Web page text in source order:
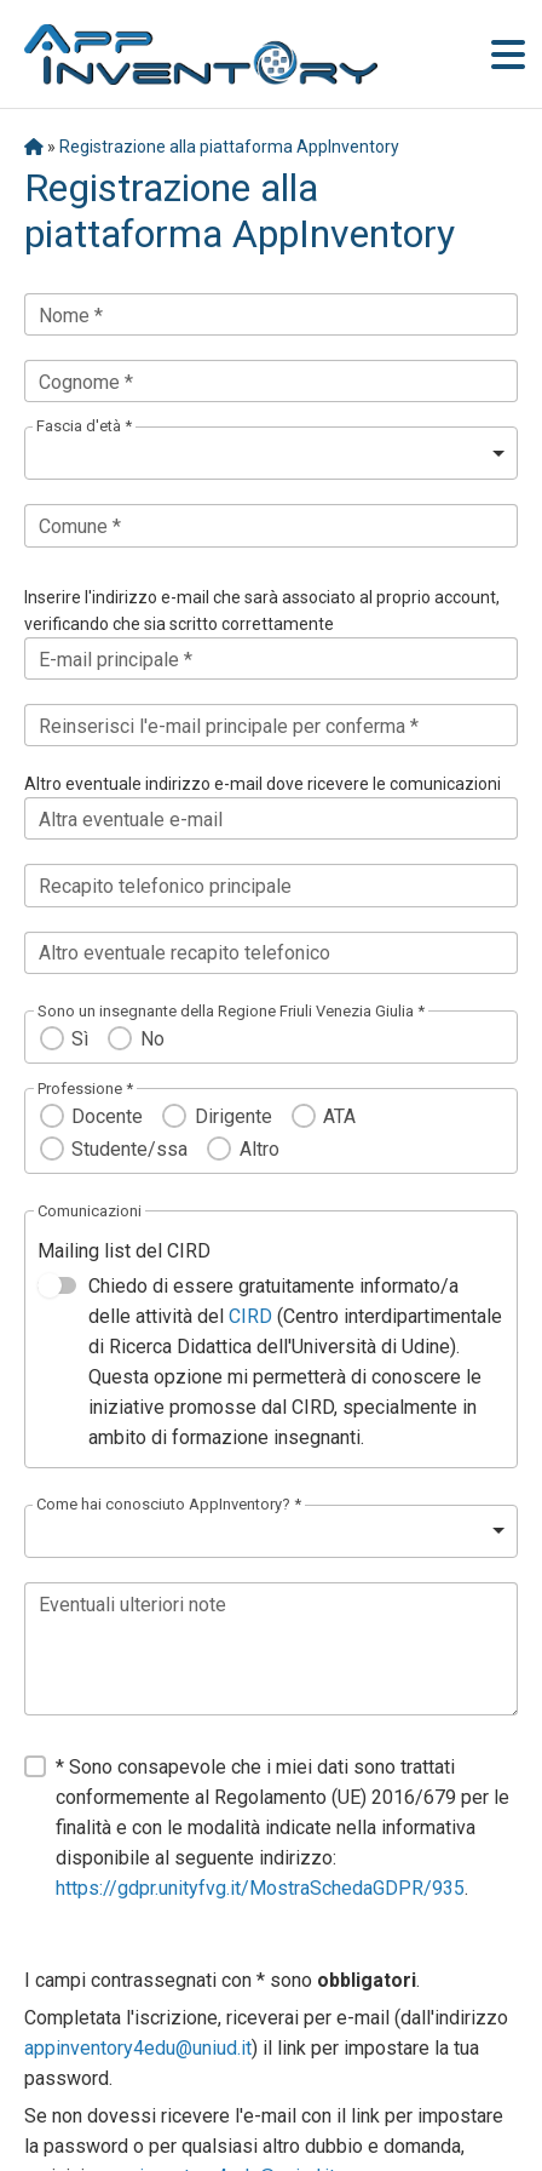
» Registrazione alla piattaforma AppInventory
Registrazione alla
piattaforma AppInventory
Nome *
Cognome *
Fascia d'età *
Comune *
Inserire l'indirizzo e-mail che sarà associato al proprio account,
verificando che sia scritto correttamente
E-mail principale *
Reinserisci l'e-mail principale per conferma *
Altro eventuale indirizzo e-mail dove ricevere le comunicazioni
Altra eventuale e-mail
Recapito telefonico principale
Altro eventuale recapito telefonico
Sono un insegnante della Regione Friuli Venezia Giulia *
Sì No
Professione *
Docente Dirigente
ATA
Studente/ssa
Altro
Comunicazioni
Mailing list del CIRD
Chiedo di essere gratuitamente informato/a
delle attività delCIRD (Centro interdipartimentale
di Ricerca Didattica dell'Università di Udine).
Questa opzione mi permetterà di conoscere le
iniziative promosse dal CIRD, specialmente in
ambito di formazione insegnanti.
Come hai conosciuto AppInventory? *
Eventuali ulteriori note
* Sono consapevole che i miei dati sono trattati
conformemente al Regolamento (UE) 2016/679 per le
finalità e con le modalità indicate nella informativa
disponibile al seguente indirizzo:
https://gdpr.unityfvg.it/MostraSchedaGDPR/935.
I campi contrassegnati con * sono obbligatori.
Completata l'iscrizione, riceverai per e-mail (dall'indirizzo
appinventory4edu@uniud.it) il link per impostare la tua
password.
Se non dovessi ricevere l'e-mail con il link per impostare
la password o per qualsiasi altro dubbio e domanda,